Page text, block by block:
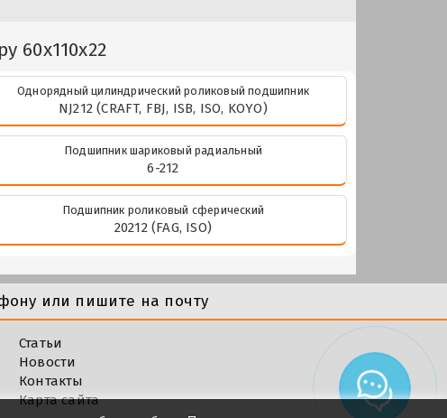
60x110x22
Однорядный цилиндрический роликовый подшипник
NJ212 (CRAFT, FBJ, ISB, ISO, KOYO)
Подшипник шариковый радиальный
6-212
Подшипник роликовый сферический
20212 (FAG, ISO)
или пишите на почту
Статьи
Новости
Контакты
Карта сайта